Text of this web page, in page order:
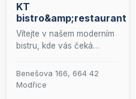
KT
bistro&amp;restaurant
Vítejte v našem moderním
bistru, kde vás čeká
snídaně až po večeři.
Přijďte si vychutnat
Benešova 166, 664 42
Modřice